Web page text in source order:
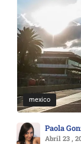
mexico
Paola
Abril 23 ,